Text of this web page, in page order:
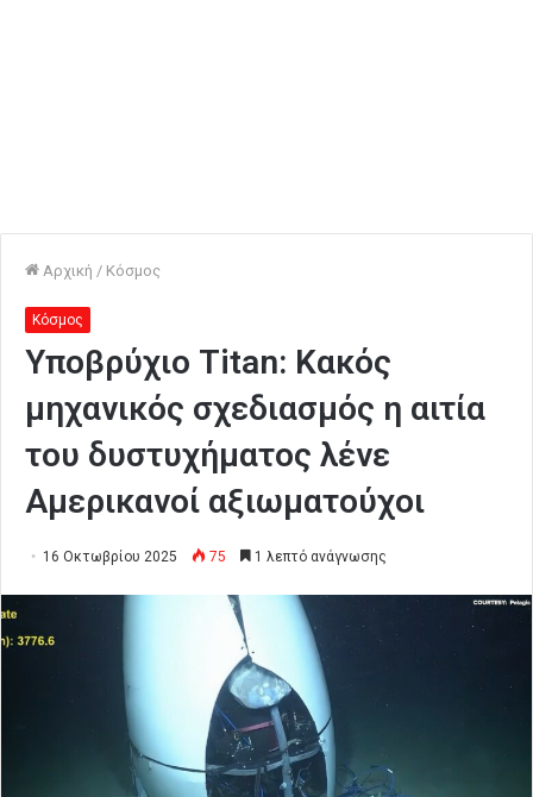
Αρχική / Κόσμος
Κόσμος
Υποβρύχιο Titan: Κακός
μηχανικός σχεδιασμός η αιτία
του δυστυχήματος λένε
Αμερικανοί αξιωματούχοι
16 Οκτωβρίου 2025 75 1 λεπτό ανάγνωσης